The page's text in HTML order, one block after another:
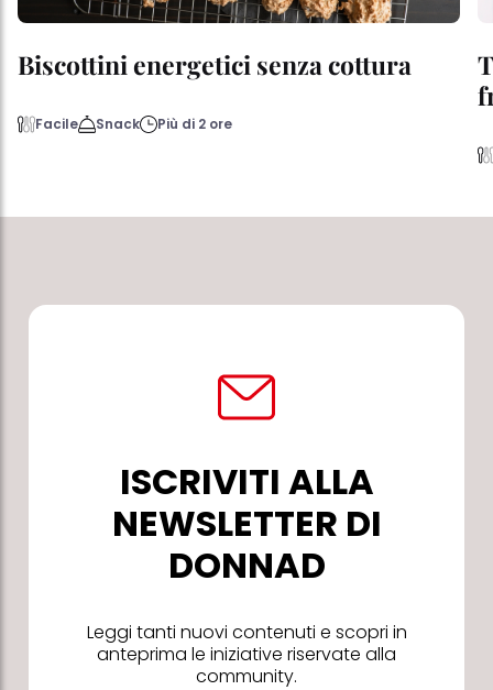
Biscottini energetici senza cottura
Facile Snack Più di 2 ore
ISCRIVITI ALLA
NEWSLETTER DI
DONNAD
Leggi tanti nuovi contenuti e scopri in
anteprima le iniziative riservate alla
community.